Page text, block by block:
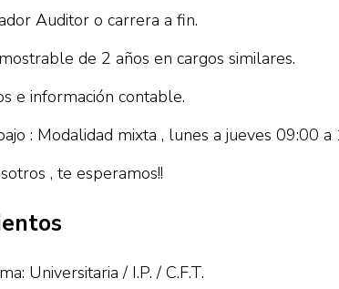
Auditor o carrera a fin.
de 2 años en cargos similares.
e información contable.
: Modalidad mixta , lunes a jueves 09:00
, te esperamos!!
Universitaria / I.P. / C.F.T.